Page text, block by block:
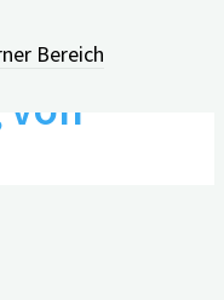
Bereich
von